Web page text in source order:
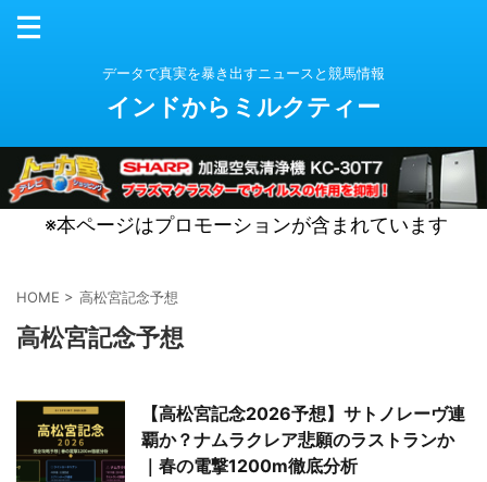
データで真実を暴き出すニュースと競馬情報
インドからミルクティー
※本ページはプロモーションが含まれています
HOME > 高松宮記念予想
高松宮記念予想
【高松宮記念2026予想】サトノレーヴ連
覇か？ナムラクレア悲願のラストランか
｜春の電撃1200m徹底分析